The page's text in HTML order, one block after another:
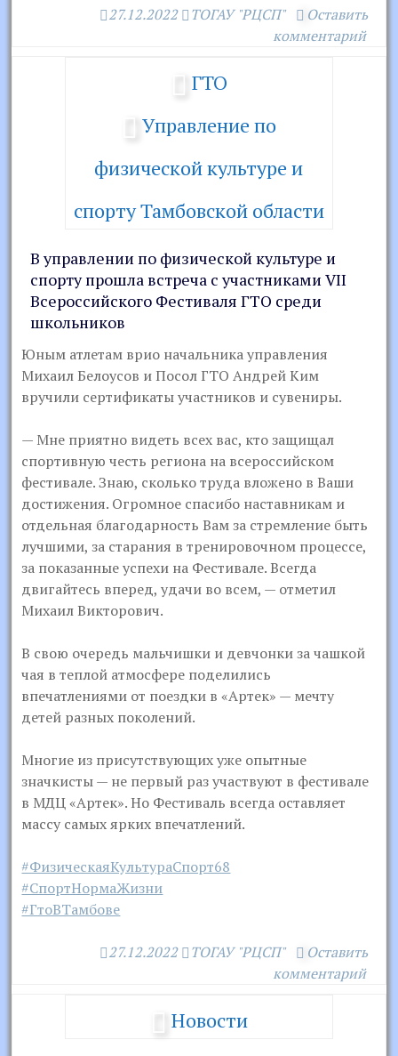
27.12.2022 ТОГАУ "РЦСП"
Оставить
комментарий
ГТО
Управление по
физической культуре и
спорту Тамбовской области
В управлении по физической культуре и
спорту прошла встреча с участниками VII
Всероссийского Фестиваля ГТО среди
школьников
Юным атлетам врио начальника управления
Михаил Белоусов и Посол ГТО Андрей Ким
вручили сертификаты участников и сувениры.
— Мне приятно видеть всех вас, кто защищал
спортивную честь региона на всероссийском
фестивале. Знаю, сколько труда вложено в Ваши
достижения. Огромное спасибо наставникам и
отдельная благодарность Вам за стремление быть
лучшими, за старания в тренировочном процессе,
за показанные успехи на Фестивале. Всегда
двигайтесь вперед, удачи во всем, — отметил
Михаил Викторович.
В свою очередь мальчишки и девчонки за чашкой
чая в теплой атмосфере поделились
впечатлениями от поездки в «Артек» — мечту
детей разных поколений.
Многие из присутствующих уже опытные
значкисты — не первый раз участвуют в фестивале
в МДЦ «Артек». Но Фестиваль всегда оставляет
массу самых ярких впечатлений.
#ФизическаяКультураСпорт68
#СпортНормаЖизни
#ГтоВТамбове
27.12.2022 ТОГАУ "РЦСП"
Оставить
комментарий
Новости